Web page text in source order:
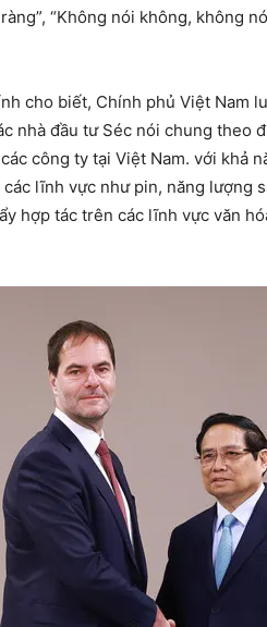
“Không nói không, không
cho biết, Chính phủ Việt Nam
nhà đầu tư Séc nói chung theo
công ty tại Việt Nam. với khả
lĩnh vực như pin, năng lượng
hợp tác trên các lĩnh vực văn